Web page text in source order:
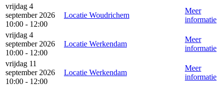
vrijdag 4
september 2026
10:00 - 12:00
Locatie Woudrichem
Meer
informatie
vrijdag 4
september 2026
10:00 - 12:00
Locatie Werkendam
Meer
informatie
vrijdag 11
september 2026
10:00 - 12:00
Locatie Werkendam
Meer
informatie